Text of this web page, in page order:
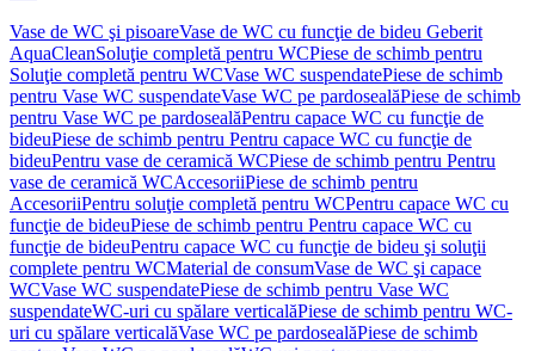
Vase de WC şi pisoareVase de WC cu funcţie de bideu Geberit
AquaCleanSoluţie completă pentru WCPiese de schimb pentru
Soluţie completă pentru WCVase WC suspendatePiese de schimb
pentru Vase WC suspendateVase WC pe pardosealăPiese de schimb
pentru Vase WC pe pardosealăPentru capace WC cu funcţie de
bideuPiese de schimb pentru Pentru capace WC cu funcţie de
bideuPentru vase de ceramică WCPiese de schimb pentru Pentru
vase de ceramică WCAccesoriiPiese de schimb pentru
AccesoriiPentru soluţie completă pentru WCPentru capace WC cu
funcţie de bideuPiese de schimb pentru Pentru capace WC cu
funcţie de bideuPentru capace WC cu funcţie de bideu şi soluţii
complete pentru WCMaterial de consumVase de WC şi capace
WCVase WC suspendatePiese de schimb pentru Vase WC
suspendateWC-uri cu spălare verticalăPiese de schimb pentru WC-
uri cu spălare verticalăVase WC pe pardosealăPiese de schimb